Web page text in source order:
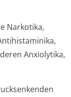
Narkotika,
Anxiolytika,